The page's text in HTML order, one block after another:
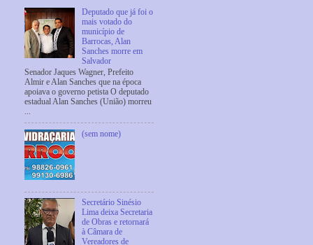
Deputado que já foi o
mais votado do
município de
Barrocas, Alan
Sanches morre em
Salvador
Senador Jaques Wagner, Prefeito
Almir e Alan Sanches que na época
apoiava o governo petista O deputado
estadual Alan Sanches (União) morreu
...
(sem nome)
Secretário Sinésio
Lima deixa Secretaria
de Obras e retornará
à Câmara de
Vereadores de